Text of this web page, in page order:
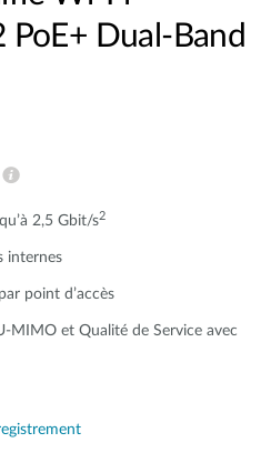
Dual-Band
2,5 Gbit/s2
internes
point d’accès
MIMO et Qualité de Service avec